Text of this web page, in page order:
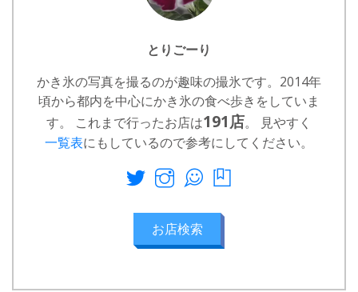
とりごーり
かき氷の写真を撮るのが趣味の撮氷です。2014年
頃から都内を中心にかき氷の食べ歩きをしていま
す。 これまで行ったお店は191店。 見やすく
一覧表にもしているので参考にしてください。
お店検索